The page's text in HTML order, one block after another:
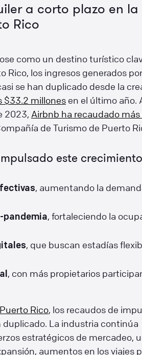
a corto plazo en la
Rico
como un destino turístico
Rico, los ingresos generados
se han duplicado desde la
$33.2 millonesen el último año.
2023, Airbnb ha recaudado
de Turismo de Puerto
este
, aumentando la
pandemia, fortaleciendo la
, que buscan estadías
, con más propietarios
Rico, los recaudos de
La industria continúa
estratégicos de mercadeo,
aumentos en los viajes